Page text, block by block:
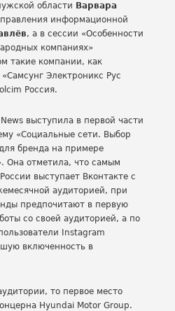
области Варвара
информационной
, а в сессии «Особенности
компаниях»
такие компании, как
Электроникс Рус
Россия.
News выступила в первой части
«Социальные сети. Выбор
бренда на примере
Она отметила, что самым
выступает Вконтакте с
аудиторией, при
предпочитают в первую
со своей аудиторией, а по
Instagram
включенность в
то первое место
Hyundai Motor Group.